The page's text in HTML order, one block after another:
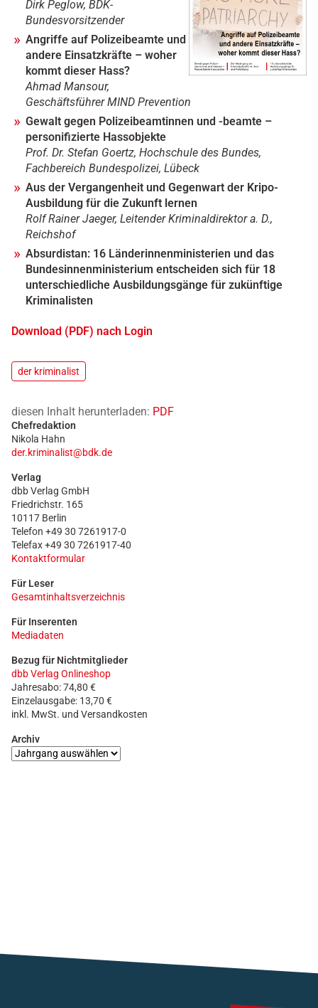
Dirk Peglow, BDK-
Bundesvorsitzender
Angriffe auf Polizeibeamte und
andere Einsatzkräfte – woher
kommt dieser Hass?
Ahmad Mansour,
Geschäftsführer MIND Prevention
Gewalt gegen Polizeibeamtinnen und -beamte –
personifizierte Hassobjekte
Prof. Dr. Stefan Goertz, Hochschule des Bundes,
Fachbereich Bundespolizei, Lübeck
Aus der Vergangenheit und Gegenwart der Kripo-
Ausbildung für die Zukunft lernen
Rolf Rainer Jaeger, Leitender Kriminaldirektor a. D.,
Reichshof
Absurdistan: 16 Länderinnenministerien und das
Bundesinnenministerium entscheiden sich für 18
unterschiedliche Ausbildungsgänge für zukünftige
Kriminalisten
Download (PDF) nach Login
der kriminalist
diesen Inhalt herunterladen: PDF
Chefredaktion
Nikola Hahn
der.kriminalist@bdk.de
Verlag
dbb Verlag GmbH
Friedrichstr. 165
10117 Berlin
Telefon +49 30 7261917-0
Telefax +49 30 7261917-40
Kontaktformular
Für Leser
Gesamtinhaltsverzeichnis
Für Inserenten
Mediadaten
Bezug für Nichtmitglieder
dbb Verlag Onlineshop
Jahresabo: 74,80 €
Einzelausgabe: 13,70 €
inkl. MwSt. und Versandkosten
Archiv